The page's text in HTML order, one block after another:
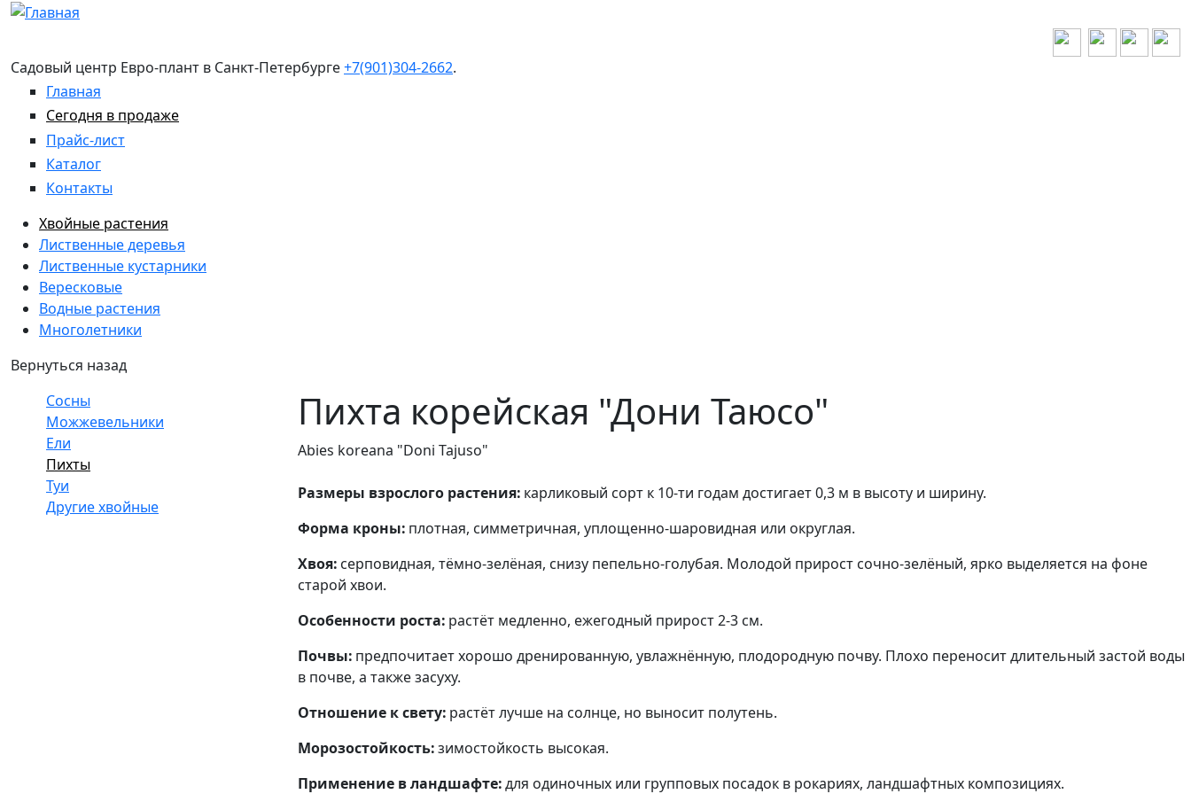
Перейти к основному содержанию
Садовый центр Евро-плант в Санкт-Петербурге+7(901)304-2662.
Главная
Сегодня в продаже
Прайс-лист
Каталог
Контакты
Хвойные растения
Лиственные деревья
Лиственные кустарники
Вересковые
Водные растения
Многолетники
Вернуться назад
Сосны
Можжевельники
Ели
Пихты
Туи
Другие хвойные
Пихта корейская "Дони Таюсо"
Abies koreana "Doni Tajuso"
Размеры взрослого растения: карликовый сорт к 10-ти годам достигает 0,3 м в высоту и ширину.
Форма кроны: плотная, симметричная, уплощенно-шаровидная или округлая.
Хвоя: серповидная, тёмно-зелёная, снизу пепельно-голубая. Молодой прирост сочно-зелёный, ярко выделяется на фоне
старой хвои.
Особенности роста: растёт медленно, ежегодный прирост 2-3 см.
Почвы: предпочитает хорошо дренированную, увлажнённую, плодородную почву. Плохо переносит длительный застой воды
в почве, а также засуху.
Отношение к свету: растёт лучше на солнце, но выносит полутень.
Морозостойкость:зимостойкость высокая.
Применение в ландшафте:для одиночных или групповых посадок в рокариях, ландшафтных композициях.